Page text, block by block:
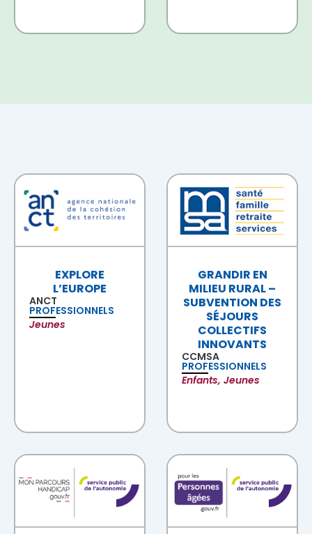
EXPLORE
L’EUROPE
ANCT
PROFESSIONNELS
Jeunes
GRANDIR EN
MILIEU RURAL –
SUBVENTION DES
SÉJOURS
COLLECTIFS
INNOVANTS
CCMSA
PROFESSIONNELS
Enfants, Jeunes